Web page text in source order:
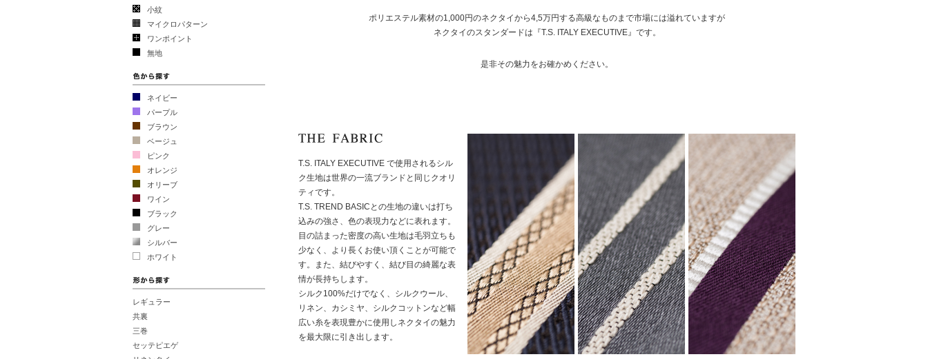
小紋
マイクロパターン
ワンポイント
無地
ネイビー
パープル
ブラウン
ベージュ
ピンク
オレンジ
オリーブ
ワイン
ブラック
グレー
シルバー
ホワイト
レギュラー
共裏
三巻
セッテピエゲ
ポリエステル素材の1,000円のネクタイから4,5万円する高級なものまで市場には溢れていますが
ネクタイのスタンダードは『T.S. ITALY EXECUTIVE』です。
是非その魅力をお確かめください。
T.S. ITALY EXECUTIVE で使用されるシル
ク生地は世界の一流ブランドと同じクオリ
ティです。
T.S. TREND BASICとの生地の違いは打ち
込みの強さ、色の表現力などに表れます。
目の詰まった密度の高い生地は毛羽立ちも
少なく、より長くお使い頂くことが可能で
す。また、結びやすく、結び目の綺麗な表
情が長持ちします。
シルク100%だけでなく、シルクウール、
リネン、カシミヤ、シルクコットンなど幅
広い糸を表現豊かに使用しネクタイの魅力
を最大限に引き出します。